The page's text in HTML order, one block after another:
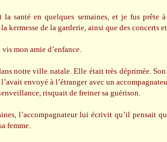
santé en quelques semaines, et je fus prête
kermesse de la garderie, ainsi que des concerts
mon amie d’enfance.
notre ville natale. Elle était très déprimée.
envoyé à l’étranger avec un
risquait de freiner sa guérison.
l’accompagnateur lui écrivit qu’il pensait
femme.